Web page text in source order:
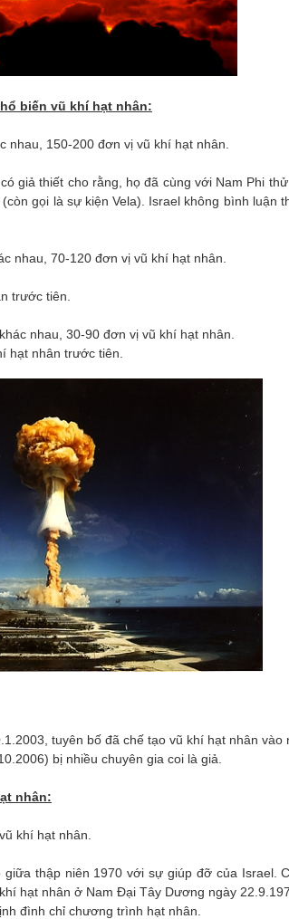
biến vũ khí hạt nhân:
nhau, 150-200 đơn vị vũ khí hạt nhân.
giả thiết cho rằng, họ đã cùng với Nam Phi
gọi là sự kiện Vela). Israel không bình luận
nhau, 70-120 đơn vị vũ khí hạt nhân.
trước tiên.
nhau, 30-90 đơn vị vũ khí hạt nhân.
hạt nhân trước tiên.
tuyên bố đã chế tạo vũ khí hạt nhân vào
bị nhiều chuyên gia coi là giả.
nhân:
khí hạt nhân.
thập niên 1970 với sự giúp đỡ của Israel.
hạt nhân ở Nam Đại Tây Dương ngày
đình chỉ chương trình hạt nhân.